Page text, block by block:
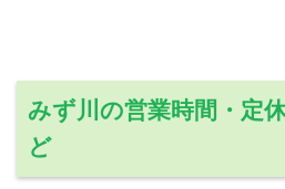
みず川の営業時間・定
ど